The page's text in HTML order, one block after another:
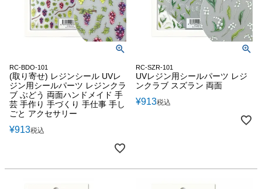
RC-BDO-101
(取り寄せ) レジンシール UVレ
ジン用シールパーツ レジンクラ
ブ ぶどう 両面ハンドメイド 手
芸 手作り 手づくり 手仕事 手し
ごと アクセサリー
¥913税込
RC-SZR-101
UVレジン用シールパーツ レジ
ンクラブ スズラン 両面
¥913税込